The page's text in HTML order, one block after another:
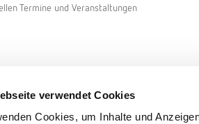
verwendet Cookies
Cookies, um Inhalte und
Termine und Veranstaltungen
Termine